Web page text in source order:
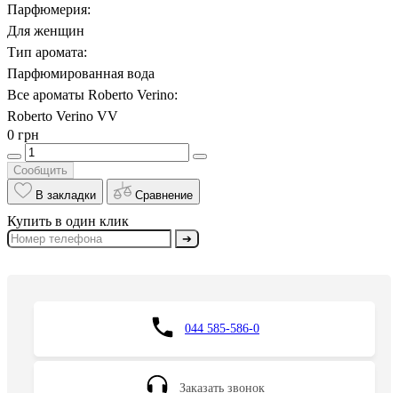
Парфюмерия:
Для женщин
Тип аромата:
Парфюмированная вода
Все ароматы Roberto Verino:
Roberto Verino VV
0 грн
Сообщить
В закладки
Сравнение
Купить в один клик
➔
044 585-586-0
Заказать звонок